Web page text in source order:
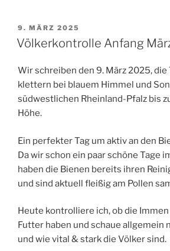
e
b
o
k
e
n
VERÖFFENTLICHT
AM
9. MÄRZ 2025
Völkerkontrolle Anfang
Wir schreiben den 9. März 2025,
klettern bei blauem Himmel und
südwestlichen Rheinland-Pfalz bis
Höhe.
Ein perfekter Tag um aktiv an den
Da wir schon ein paar schöne Tage
haben die Bienen bereits ihren
und sind aktuell fleißig am Pollen
Heute kontrolliere ich, ob die
Futter haben und schaue allgemein
und wie vital & stark die Völker sind.